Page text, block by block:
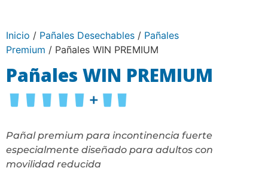
Inicio / Pañales Desechables / Pañales
Premium / Pañales WIN PREMIUM
Pañales WIN PREMIUM
Pañal premium para incontinencia fuerte
especialmente diseñado para adultos con
movilidad reducida